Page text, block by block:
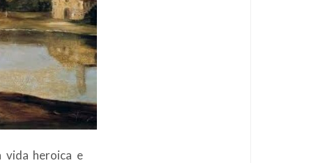
vida heroica e